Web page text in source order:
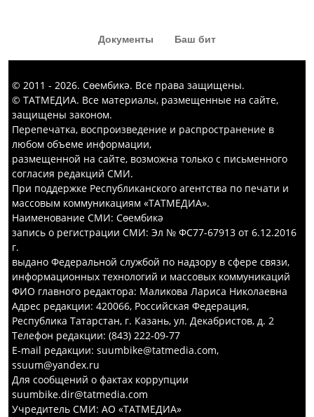
Документы Баш бит
© 2011 - 2026. Сөембикә. Все права защищены.
© ТАТМЕДИА. Все материалы, размещенные на сайте,
защищены законом.
Перепечатка, воспроизведение и распространение в
любом объеме информации,
размещенной на сайте, возможна только с письменного
согласия редакций СМИ.
При поддержке Республиканского агентства по печати и
массовым коммуникациям «ТАТМЕДИА».
Наименование СМИ: Сөембикә
запись о регистрации СМИ: Эл № ФС77-67913 от 6.12.2016
г.
выдано Федеральной службой по надзору в сфере связи,
информационных технологий и массовых коммуникаций
ФИО главного редактора: Маликова Лариса Николаевна
Адрес редакции: 420066, Российская Федерация,
Республика Татарстан, г. Казань, ул. Декабристов, д. 2
Телефон редакции: (843) 222-09-77
E-mail редакции: suumbike@tatmedia.com,
ssuum@yandex.ru
Для сообщений о фактах коррупции
suumbike.dir@tatmedia.com
Учредитель СМИ: АО «ТАТМЕДИА»